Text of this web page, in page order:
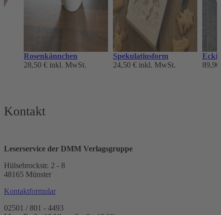
Rosenkännchen
28,50 € inkl. MwSt.
Spekulatiusform
24,50 € inkl. MwSt.
Kontakt
Leserservice der DMM Verlagsgruppe
Hülsebrockstr. 2 - 8
48165 Münster
Kontaktformular
02501 / 801 - 4493